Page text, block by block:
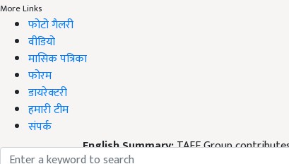
More Links
फोटो गैलरी
वीडियो
मासिक पत्रिका
फोरम
डायरेक्टरी
हमारी टीम
संपर्क
English Summary:TAFE Group